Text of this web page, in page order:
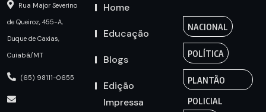
Rua Major Severino
de Queiroz, 455-A,
Duque de Caxias,
Cuiabá/MT
(65) 98111-0655
Home
Educação
Blogs
Edição
Impressa
NACIONAL
POLÍTICA
PLANTÃO
POLICIAL